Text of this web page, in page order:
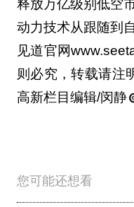
释放万亿级别低空
动力技术从跟随到
见道官网
则必究，转载请注
高新栏目编辑/闵静
您可能还想看